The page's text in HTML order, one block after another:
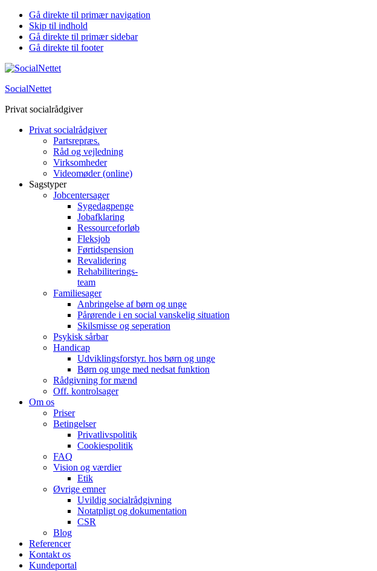
Gå direkte til primær navigation
Skip til indhold
Gå direkte til primær sidebar
Gå direkte til footer
SocialNettet
Privat socialrådgiver
Privat socialrådgiver
Partsrepræs.
Råd og vejledning
Virksomheder
Videomøder (online)
Sagstyper
Jobcentersager
Sygedagpenge
Jobafklaring
Ressourceforløb
Fleksjob
Førtidspension
Revalidering
Rehabiliterings-
team
Familiesager
Anbringelse af børn og unge
Pårørende i en social vanskelig situation
Skilsmisse og seperation
Psykisk sårbar
Handicap
Udviklingsforstyr. hos børn og unge
Børn og unge med nedsat funktion
Rådgivning for mænd
Off. kontrolsager
Om os
Priser
Betingelser
Privatlivspolitik
Cookiespolitik
FAQ
Vision og værdier
Etik
Øvrige emner
Uvildig socialrådgivning
Notatpligt og dokumentation
CSR
Blog
Referencer
Kontakt os
Kundeportal